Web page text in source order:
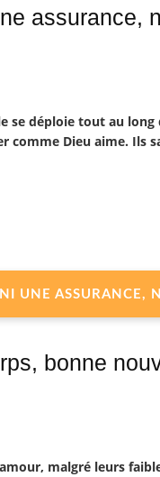
assurance,
se déploie tout au long
comme Dieu aime. Ils
UNE ASSURANCE,
bonne
malgré leurs